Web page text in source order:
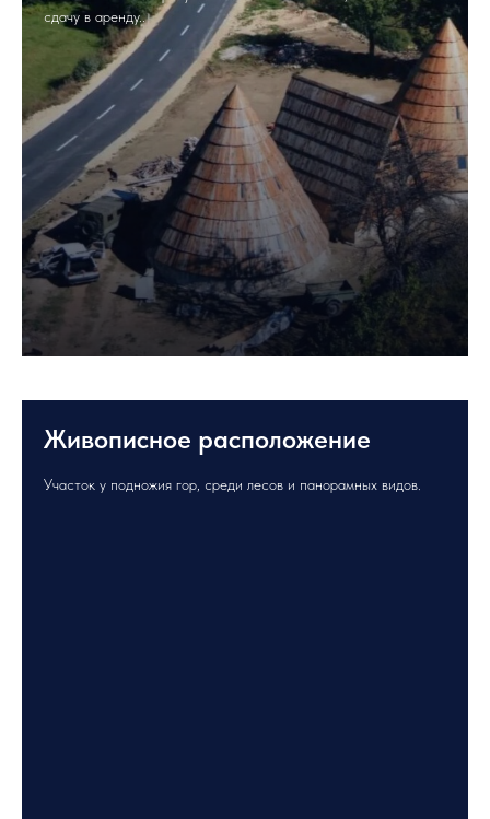
сдачу в аренду..
Живописное расположение
Участок у подножия гор, среди лесов и панорамных видов.